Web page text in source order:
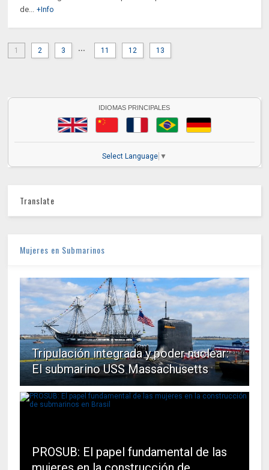
de... +Info
1 2 3 ... 11 12 13
IDIOMAS PRINCIPALES
Select Language ▼
Translate
Mujeres en Submarinos
Tripulación integrada y poder nuclear:
El submarino USS Massachusetts
PROSUB: El papel fundamental de las